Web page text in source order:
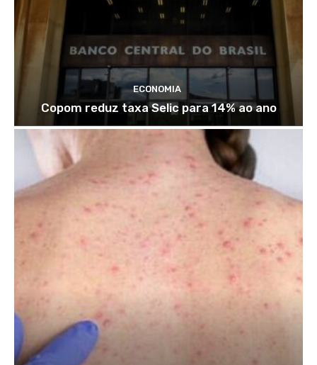
ECONOMIA
Copom reduz taxa Selic para 14% ao ano